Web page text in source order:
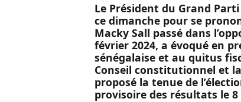
Le Président du Grand
ce dimanche pour se
Macky Sall passé dans
février 2024, a évoqué en
sénégalaise et au quitus
Conseil constitutionnel et
proposé la tenue de
provisoire des résultats le 8